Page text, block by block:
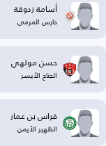
أسامة زدوقة
حارس المرمى
حسن مولهي
الجناح الأيسر
فراس بن عمار
الظهير الأيمن